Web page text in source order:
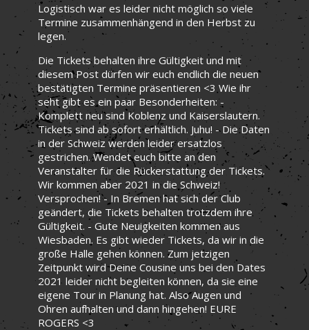
Logistisch war es leider nicht möglich so viele
Termine zusammenhängend in den Herbst zu
legen.
Die Tickets behalten ihre Gültigkeit und mit
diesem Post dürfen wir euch endlich die neuen
bestätigten Termine präsentieren <3 Wie ihr
seht gibt es ein paar Besonderheiten: -
Komplett neu sind Koblenz und Kaiserslautern.
Tickets sind ab sofort erhältlich. Juhu! - Die Daten
in der Schweiz werden leider ersatzlos
gestrichen. Wendet euch bitte an den
Veranstalter für die Rückerstattung der Tickets.
Wir kommen aber 2021 in die Schweiz!
Versprochen! - In Bremen hat sich der Club
geändert, die Tickets behalten trotzdem ihre
Gültigkeit. - Gute Neuigkeiten kommen aus
Wiesbaden. Es gibt wieder Tickets, da wir in die
große Halle gehen können. Zum jetzigen
Zeitpunkt wird Deine Cousine uns bei den Dates
2021 leider nicht begleiten können, da sie eine
eigene Tour in Planung hat. Also Augen und
Ohren aufhalten und dann hingehen! EURE
ROGERS <3